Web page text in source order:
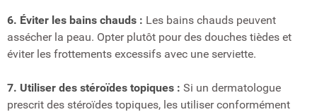
6. Éviter les bains chauds : Les bains chauds peuvent
assécher la peau. Opter plutôt pour des douches tièdes et
éviter les frottements excessifs avec une serviette.
7. Utiliser des stéroïdes topiques : Si un dermatologue
prescrit des stéroïdes topiques, les utiliser conformément